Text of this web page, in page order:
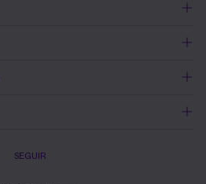
SEGUIR